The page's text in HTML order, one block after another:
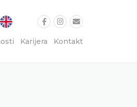
Karijera Kontakt